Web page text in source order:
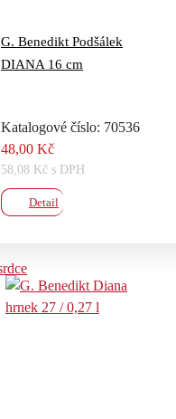
G. Benedikt Podšálek
DIANA 16 cm
Katalogové číslo: 70536
48,00 Kč
58,08 Kč s DPH
Detail